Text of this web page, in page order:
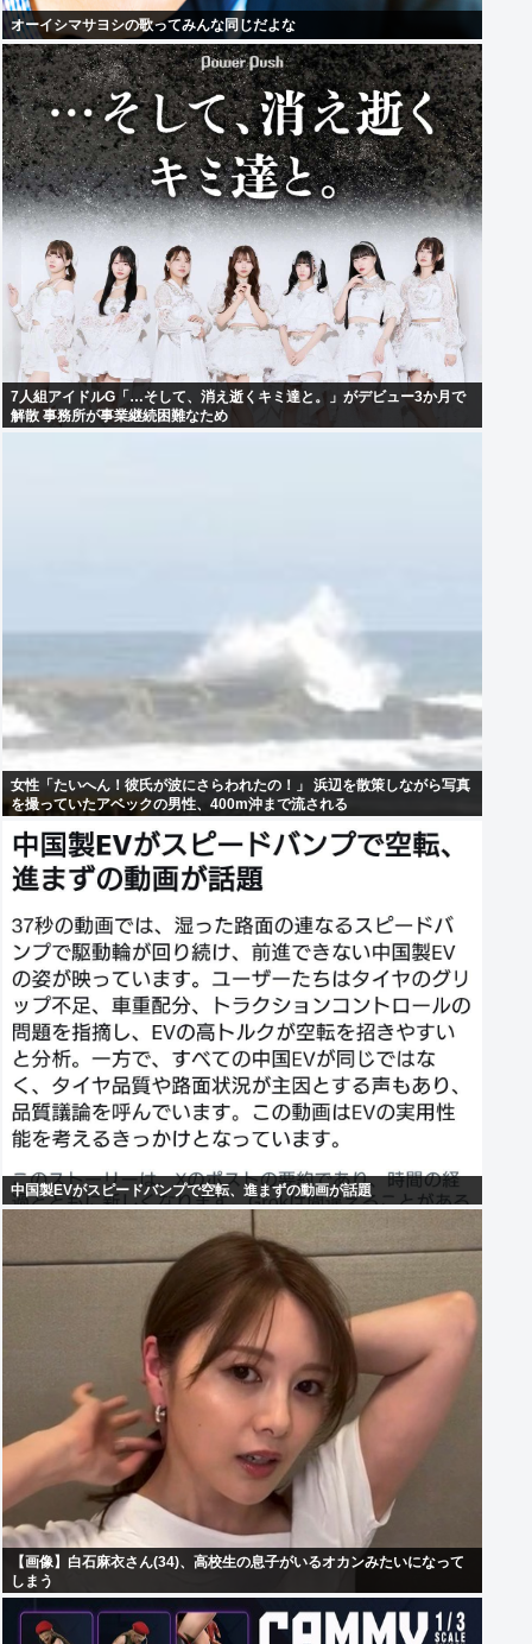
オーイシマサヨシの歌ってみんな同じだよな
7人組アイドルG「…そして、消え逝くキミ達と。」がデビュー3か月で
解散 事務所が事業継続困難なため
女性「たいへん！彼氏が波にさらわれたの！」 浜辺を散策しながら写真
を撮っていたアベックの男性、400m沖まで流される
中国製EVがスピードバンプで空転、進まずの動画が話題
【画像】白石麻衣さん(34)、高校生の息子がいるオカンみたいになって
しまう